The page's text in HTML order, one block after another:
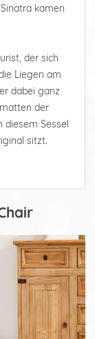
kamen
der sich
Liegen am
dabei ganz
der
diesem Sessel
sitzt.